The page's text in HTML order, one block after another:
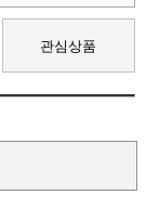
관심상품